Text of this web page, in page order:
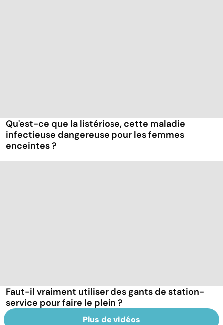
Qu'est-ce que la listériose, cette maladie
infectieuse dangereuse pour les femmes
enceintes ?
Faut-il vraiment utiliser des gants de station-
service pour faire le plein ?
Plus de vidéos